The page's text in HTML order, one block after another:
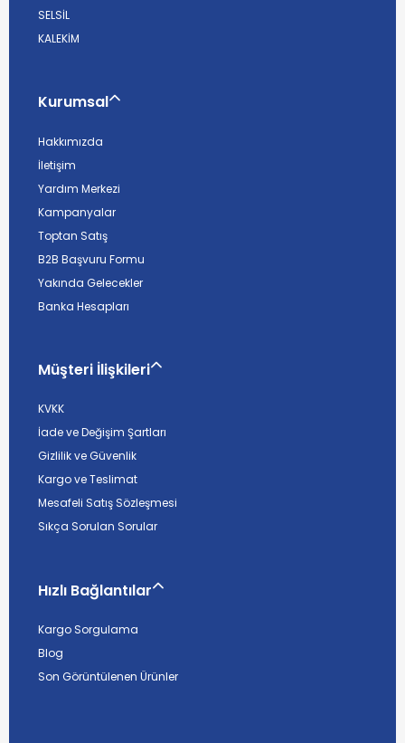
SELSİL
KALEKİM
Kurumsal
Hakkımızda
İletişim
Yardım Merkezi
Kampanyalar
Toptan Satış
B2B Başvuru Formu
Yakında Gelecekler
Banka Hesapları
Müşteri İlişkileri
KVKK
İade ve Değişim Şartları
Gizlilik ve Güvenlik
Kargo ve Teslimat
Mesafeli Satış Sözleşmesi
Sıkça Sorulan Sorular
Hızlı Bağlantılar
Kargo Sorgulama
Blog
Son Görüntülenen Ürünler